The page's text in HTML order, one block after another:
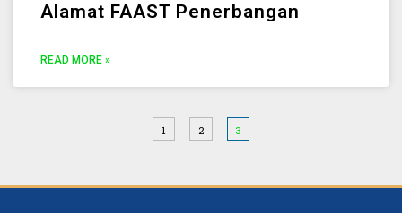
Alamat FAAST Penerbangan
READ MORE »
1 2 3